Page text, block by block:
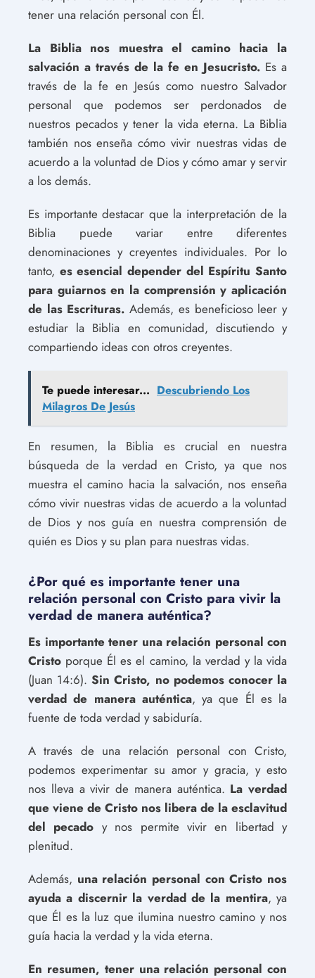
tener una relación personal con Él.
La Biblia nos muestra el camino hacia la
salvación a través de la fe en Jesucristo. Es a
través de la fe en Jesús como nuestro Salvador
personal que podemos ser perdonados de
nuestros pecados y tener la vida eterna. La Biblia
también nos enseña cómo vivir nuestras vidas de
acuerdo a la voluntad de Dios y cómo amar y servir
a los demás.
Es importante destacar que la interpretación de la
Biblia puede variar entre diferentes
denominaciones y creyentes individuales. Por lo
tanto, es esencial depender del Espíritu Santo
para guiarnos en la comprensión y aplicación
de las Escrituras. Además, es beneficioso leer y
estudiar la Biblia en comunidad, discutiendo y
compartiendo ideas con otros creyentes.
Te puede interesar... Descubriendo Los
Milagros De Jesús
En resumen, la Biblia es crucial en nuestra
búsqueda de la verdad en Cristo, ya que nos
muestra el camino hacia la salvación, nos enseña
cómo vivir nuestras vidas de acuerdo a la voluntad
de Dios y nos guía en nuestra comprensión de
quién es Dios y su plan para nuestras vidas.
¿Por qué es importante tener una
relación personal con Cristo para vivir la
verdad de manera auténtica?
Es importante tener una relación personal con
Cristo porque Él es el camino, la verdad y la vida
(Juan 14:6).Sin Cristo, no podemos conocer la
verdad de manera auténtica, ya que Él es la
fuente de toda verdad y sabiduría.
A través de una relación personal con Cristo,
podemos experimentar su amor y gracia, y esto
nos lleva a vivir de manera auténtica. La verdad
que viene de Cristo nos libera de la esclavitud
del pecado y nos permite vivir en libertad y
plenitud.
Además, una relación personal con Cristo nos
ayuda a discernir la verdad de la mentira, ya
que Él es la luz que ilumina nuestro camino y nos
guía hacia la verdad y la vida eterna.
En resumen, tener una relación personal con